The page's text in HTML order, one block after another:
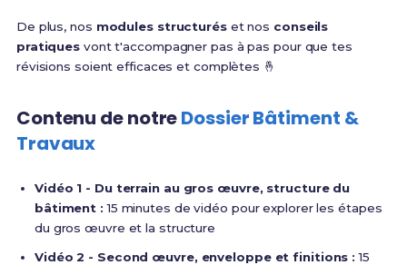
De plus, nos modules structuréset nos conseils
pratiques vont t'accompagner pas à pas pour que tes
révisions soient efficaces et complètes 🤞
Contenu de notreDossier Bâtiment &
Travaux
Vidéo 1 - Du terrain au gros œuvre, structure du
bâtiment : 15 minutes de vidéo pour explorer les étapes
du gros œuvre et la structure
Vidéo 2 - Second œuvre, enveloppe et finitions : 15